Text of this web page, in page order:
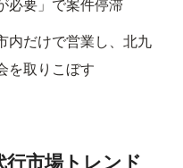
必要」で案件停滞
内だけで営業し、北九
を取りこぼす
市場トレンド